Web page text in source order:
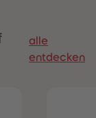
alle
entdecken